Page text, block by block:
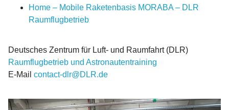
Home – Mobile Raketenbasis MORABA – DLR
Raumflugbetrieb
Deutsches Zentrum für Luft- und Raumfahrt (DLR)
Raumflugbetrieb und Astronautentraining
E-Mail contact-dlr@DLR.de